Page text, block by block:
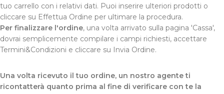
tuo carrello con i relativi dati. Puoi inserire ulteriori prodotti o
cliccare su Effettua Ordine per ultimare la procedura.
Per finalizzare l'ordine, una volta arrivato sulla pagina 'Cassa',
dovrai semplicemente compilare i campi richiesti, accettare
Termini&Condizioni e cliccare su Invia Ordine.
Una volta ricevuto il tuo ordine, un nostro agente ti
ricontatterà quanto prima al fine di verificare con te la